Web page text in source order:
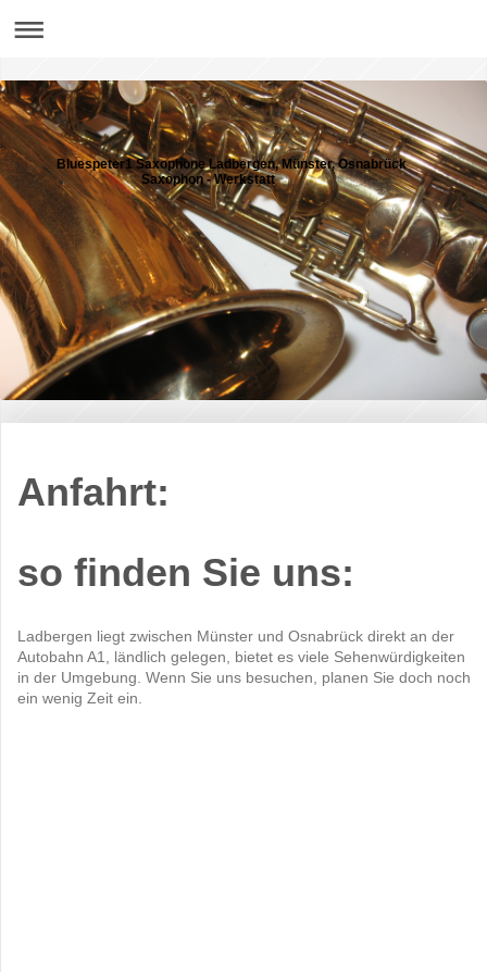
Bluespeter1 Saxophone Ladbergen, Münster, Osnabrück
Saxophon - Werkstatt
Anfahrt:
so finden Sie uns:
Ladbergen liegt zwischen Münster und Osnabrück direkt an der
Autobahn A1, ländlich gelegen, bietet es viele Sehenwürdigkeiten
in der Umgebung. Wenn Sie uns besuchen, planen Sie doch noch
ein wenig Zeit ein.